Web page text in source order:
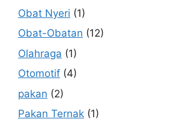
Obat Nyeri (1)
Obat-Obatan (12)
Olahraga (1)
Otomotif (4)
pakan (2)
Pakan Ternak (1)